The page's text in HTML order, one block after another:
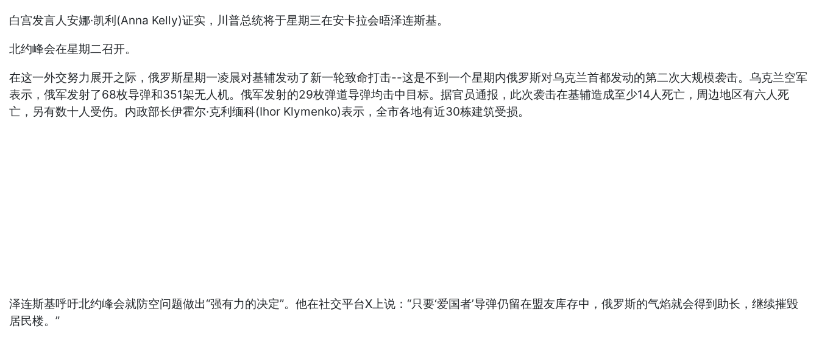
白宫发言人安娜·凯利(Anna Kelly)证实，川普总统将于星期三在安卡拉会晤泽连斯基。
北约峰会在星期二召开。
在这一外交努力展开之际，俄罗斯星期一凌晨对基辅发动了新一轮致命打击--这是不到一个星期内俄罗斯对乌克兰首都发动的第二次大规模袭击。乌克兰空军
表示，俄军发射了68枚导弹和351架无人机。俄军发射的29枚弹道导弹均击中目标。据官员通报，此次袭击在基辅造成至少14人死亡，周边地区有六人死
亡，另有数十人受伤。内政部长伊霍尔·克利缅科(Ihor Klymenko)表示，全市各地有近30栋建筑受损。
泽连斯基呼吁北约峰会就防空问题做出“强有力的决定”。他在社交平台X上说：“只要‘爱国者’导弹仍留在盟友库存中，俄罗斯的气焰就会得到助长，继续摧毁
居民楼。”